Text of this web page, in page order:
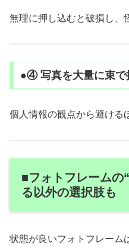
無理に押し込むと破損し、
●④ 写真を大量に束で
個人情報の観点から避ける
■フォトフレームの
る以外の選択肢も
状態が良いフォトフレーム